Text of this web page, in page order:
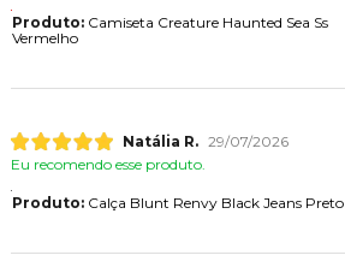
Produto:Camiseta Creature Haunted Sea Ss
Vermelho
Natália R. 29/07/2026
Eu recomendo esse produto.
Produto:Calça Blunt Renvy Black Jeans Preto